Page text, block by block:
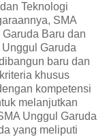
Teknologi
SMA
Baru dan
Garuda
baru dan
khusus
kompetensi
melanjutkan
Unggul Garuda
yang meliputi